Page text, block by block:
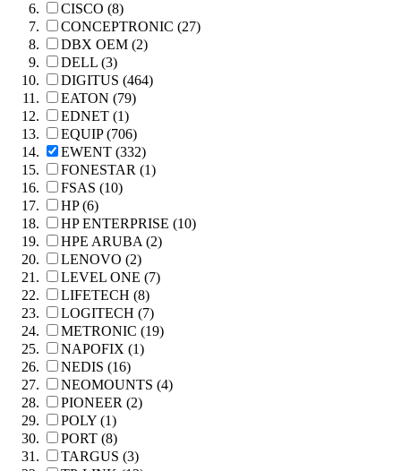
CISCO (8)
CONCEPTRONIC (27)
DBX OEM (2)
DELL (3)
DIGITUS (464)
EATON (79)
EDNET (1)
EQUIP (706)
EWENT (332)
FONESTAR (1)
FSAS (10)
HP (6)
HP ENTERPRISE (10)
HPE ARUBA (2)
LENOVO (2)
LEVEL ONE (7)
LIFETECH (8)
LOGITECH (7)
METRONIC (19)
NAPOFIX (1)
NEDIS (16)
NEOMOUNTS (4)
PIONEER (2)
POLY (1)
PORT (8)
TARGUS (3)